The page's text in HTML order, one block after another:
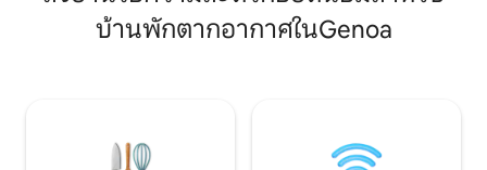
และธรรมชาติ แต่ยังอยู่ห่างจากร้านอาหาร
แหล่งช็อปปิ้ง กิจกรรมกลางแจ้ง และสิ่ง
ถึงบริการเช็กอิน/เช็กเอาท์ด้วยตนเอง
จันทร์และดวงดาว
น้ำตกไหลลงสู่บ่อน้
เราเป็น 1 ใน 3 อัน
บ้านพักตากอากาศในGenoa